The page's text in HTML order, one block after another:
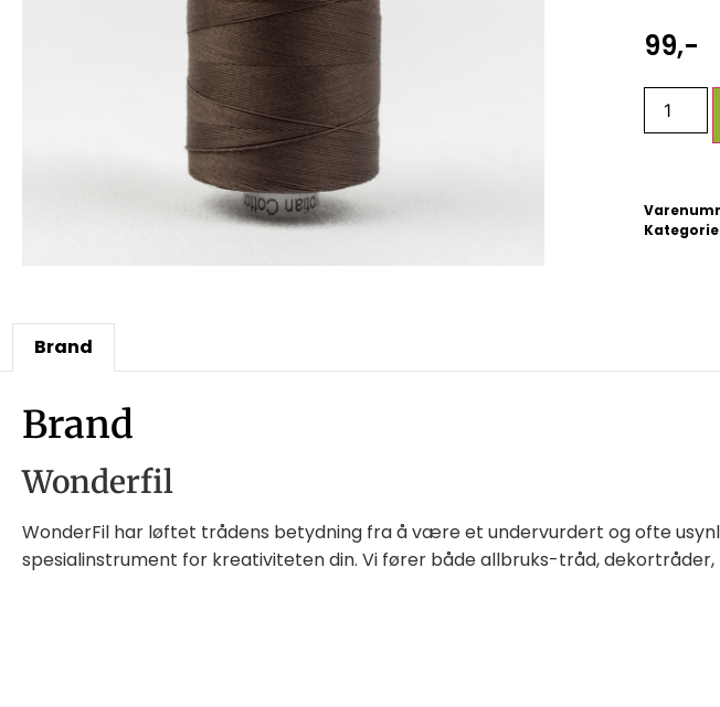
99,-
Brand
Brand
Wonderfil
WonderFil har løftet trådens betydning fra å være et undervurdert og ofte
spesialinstrument for kreativiteten din. Vi fører både allbruks-tråd,